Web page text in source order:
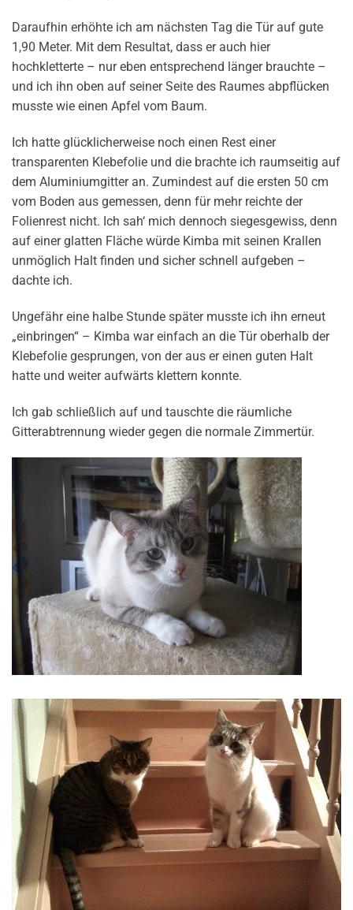
Daraufhin erhöhte ich am nächsten Tag die Tür auf gute
1,90 Meter. Mit dem Resultat, dass er auch hier
hochkletterte – nur eben entsprechend länger brauchte –
und ich ihn oben auf seiner Seite des Raumes abpflücken
musste wie einen Apfel vom Baum.
Ich hatte glücklicherweise noch einen Rest einer
transparenten Klebefolie und die brachte ich raumseitig auf
dem Aluminiumgitter an. Zumindest auf die ersten 50 cm
vom Boden aus gemessen, denn für mehr reichte der
Folienrest nicht. Ich sah‘ mich dennoch siegesgewiss, denn
auf einer glatten Fläche würde Kimba mit seinen Krallen
unmöglich Halt finden und sicher schnell aufgeben –
dachte ich.
Ungefähr eine halbe Stunde später musste ich ihn erneut
„einbringen“ – Kimba war einfach an die Tür oberhalb der
Klebefolie gesprungen, von der aus er einen guten Halt
hatte und weiter aufwärts klettern konnte.
Ich gab schließlich auf und tauschte die räumliche
Gitterabtrennung wieder gegen die normale Zimmertür.